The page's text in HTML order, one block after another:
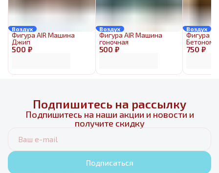
Воздух
500 ₽
Фигура AIR Машина
Джип
Воздух
500 ₽
Фигура AIR Машина
гоночная
Воздух
750 ₽
Фигура
Подпишитесь на рассылку
Подпишитесь на наши акции и новости и
получите скидку
Подписаться